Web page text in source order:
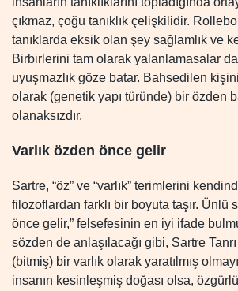
çıkmaz, çoğu tanıklık çelişkilidir.
tanıklarda eksik olan şey sağlamlık ve
Birbirlerini tam olarak yalanlamasalar
uyuşmazlık göze batar. Bahsedilen
olarak (genetik yapı türünde) bir özden
olanaksızdır.
Varlık özden önce gelir
Sartre, “öz” ve “varlık” terimlerini
filozoflardan farklı bir boyuta taşır. Ünlü
önce gelir,” felsefesinin en iyi ifade
sözden de anlaşılacağı gibi, Sartre
(bitmiş) bir varlık olarak yaratılmış
insanın kesinleşmiş doğası olsa,